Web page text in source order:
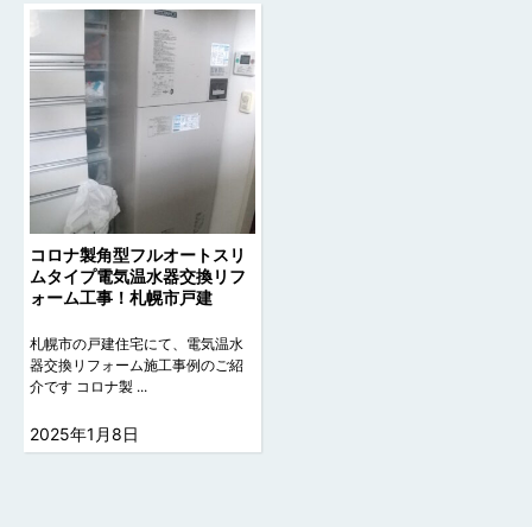
コロナ製角型フルオートスリ
ムタイプ電気温水器交換リフ
ォーム工事！札幌市戸建
札幌市の戸建住宅にて、電気温水
器交換リフォーム施工事例のご紹
介です コロナ製 ...
2025年1月8日